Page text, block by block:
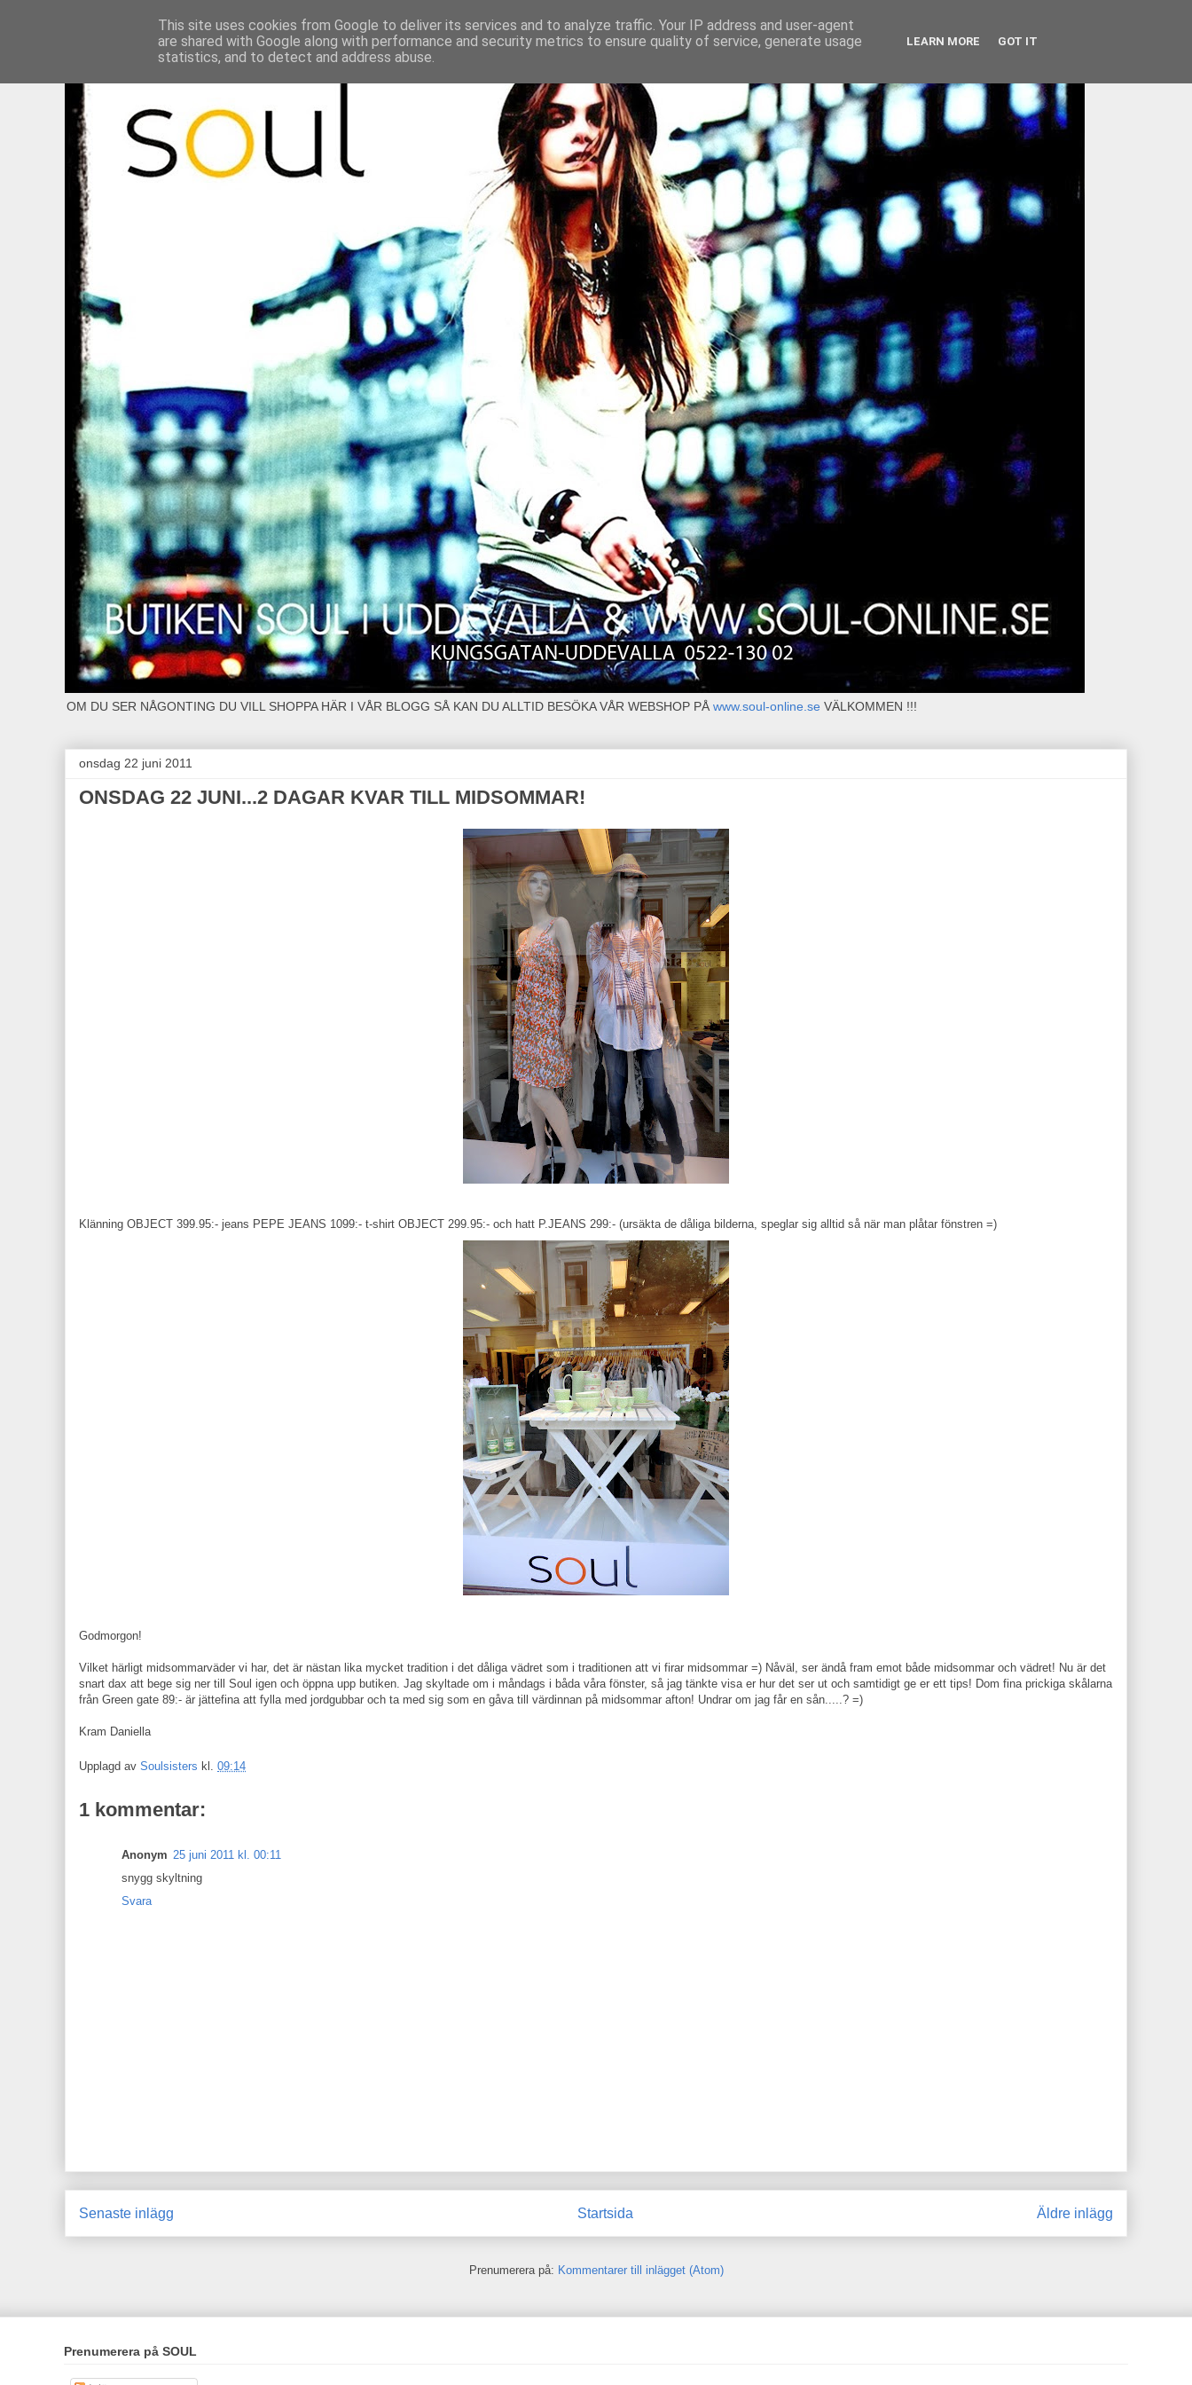
OM DU SER NÅGONTING DU VILL SHOPPA HÄR I VÅR BLOGG SÅ KAN DU ALLTID BESÖKA VÅR WEBSHOP PÅ www.soul-online.se VÄLKOMMEN !!!
onsdag 22 juni 2011
ONSDAG 22 JUNI...2 DAGAR KVAR TILL MIDSOMMAR!
Klänning OBJECT 399.95:- jeans PEPE JEANS 1099:- t-shirt OBJECT 299.95:- och hatt P.JEANS 299:- (ursäkta de dåliga bilderna, speglar sig alltid så när man plåtar fönstren =)
Godmorgon!
Vilket härligt midsommarväder vi har, det är nästan lika mycket tradition i det dåliga vädret som i traditionen att vi firar midsommar =) Nåväl, ser ändå fram emot både midsommar och vädret! Nu är det
snart dax att bege sig ner till Soul igen och öppna upp butiken. Jag skyltade om i måndags i båda våra fönster, så jag tänkte visa er hur det ser ut och samtidigt ge er ett tips! Dom fina prickiga skålarna
från Green gate 89:- är jättefina att fylla med jordgubbar och ta med sig som en gåva till värdinnan på midsommar afton! Undrar om jag får en sån.....? =)
Kram Daniella
Upplagd av Soulsisters kl. 09:14
1 kommentar:
Anonym 25 juni 2011 kl. 00:11
snygg skyltning
Svara
Senaste inlägg Äldre inlägg
Startsida
Prenumerera på: Kommentarer till inlägget (Atom)
Prenumerera på SOUL
This site uses cookies from Google to deliver its services and to analyze traffic. Your IP address and user-agent
are shared with Google along with performance and security metrics to ensure quality of service, generate usage
statistics, and to detect and address abuse.
LEARN MORE GOT IT